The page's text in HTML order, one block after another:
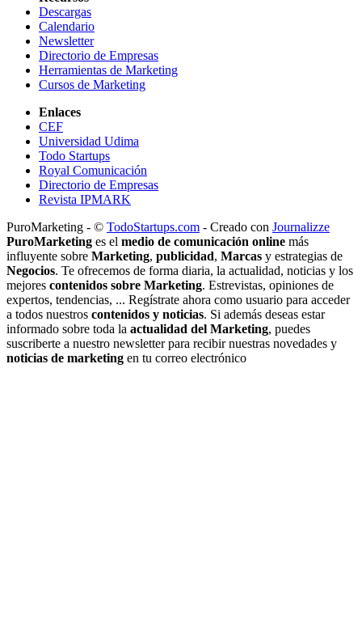
Descargas
Calendario
Newsletter
Directorio de Empresas
Herramientas de Marketing
Cursos de Marketing
Enlaces
CEF
Universidad Udima
Todo Startups
Royal Comunicación
Directorio de Empresas
Revista IPMARK
PuroMarketing - © TodoStartups.com - Creado con Journalizze
PuroMarketing es el medio de comunicación online más
influyente sobre Marketing, publicidad, Marcas y estrategias de
Negocios. Te ofrecemos de forma diaria, la actualidad, noticias y los
mejores contenidos sobre Marketing. Estrevistas, opiniones de
expertos, tendencias, ... Regístrate ahora como usuario para acceder
a todos nuestros contenidos y noticias. Si además deseas estar
informado sobre toda la actualidad del Marketing, puedes
suscriberte a nuestro newsletter para recibir nuestras novedades y
noticias de marketing en tu correo electrónico